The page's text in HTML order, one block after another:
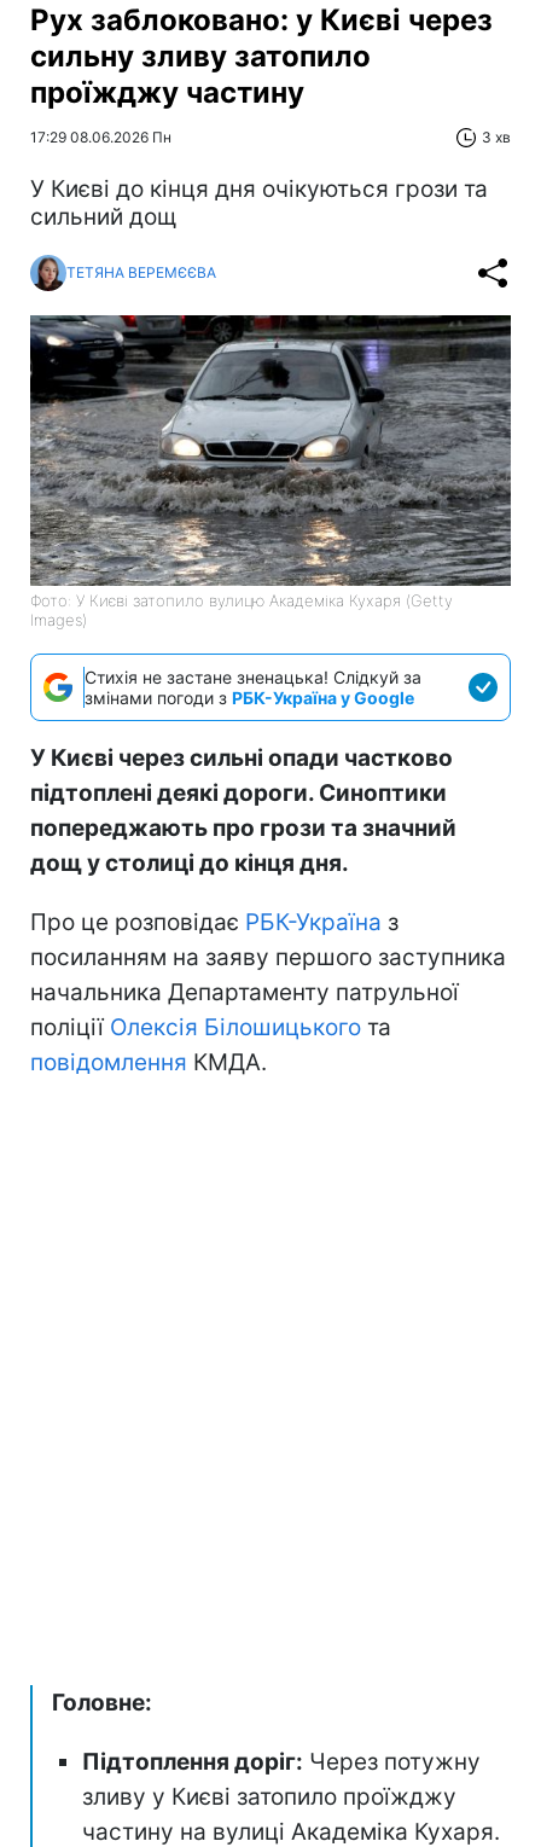
Рух заблоковано: у Києві через
сильну зливу затопило
проїжджу частину
17:29 08.06.2026 Пн 3 хв
У Києві до кінця дня очікуються грози та
сильний дощ
ТЕТЯНА ВЕРЕМЄЄВА
Фото: У Києві затопило вулицю Академіка Кухаря (Getty
Images)
Стихія не застане зненацька! Слідкуй за
змінами погоди з РБК-Україна у Google
У Києві через сильні опади частково
підтоплені деякі дороги. Синоптики
попереджають про грози та значний
дощ у столиці до кінця дня.
Про це розповідає РБК-Україна з
посиланням на заяву першого заступника
начальника Департаменту патрульної
поліції Олексія Білошицького та
повідомлення КМДА.
Головне:
Підтоплення доріг: Через потужну
зливу у Києві затопило проїжджу
частину на вулиці Академіка Кухаря.